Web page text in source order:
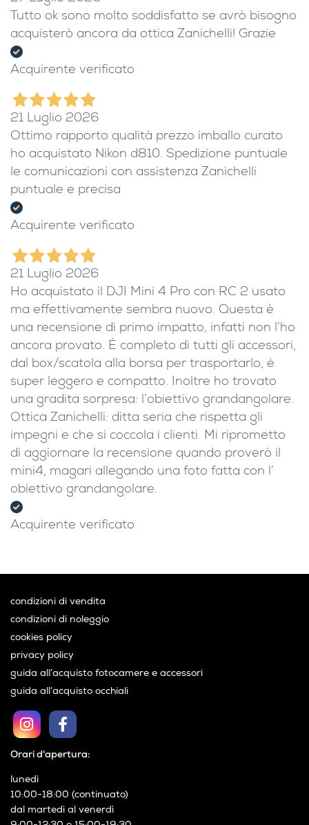
Tutto ok sono molto soddisfatto se avrò bisogno
acquisterò ancora da ottica Zanichelli! Grazie
Acquirente verificato
21 Luglio 2026
Ottimo rapporto qualità prezzo imballo curato
ho acquistato Nikon d810. Spedizione puntuale
le comunicazioni con assistenza Zanichelli
puntuale e precisa
Acquirente verificato
21 Luglio 2026
Ho acquistato il DJI Mini 4 Pro con RC 2 usato
ma effettivamente sembra nuovo. Questa è
una recensione di primo impatto, infatti non l’ho
ancora provato. È completo di tutti gli accessori,
dal box/scatola alla borsa per trasportarlo, è
super leggero e compatto. Inoltre ho trovato
una gradita sorpresa: l’obiettivo grandangolare.
Ottica Zanichelli: ditta seria che rispetta gli
impegni e che si coccola i clienti. Mi riprometto
di aggiornare la recensione quando proverò il
mini4, magari allegando una foto fatta con l’
obiettivo grandangolare.
Acquirente verificato
Orari d'apertura:
lunedì
10:00-18:00 (continuato)
dal martedì al venerdì
condizioni di vendita
condizioni di noleggio
cookies policy
privacy policy
guida all’acquisto fotocamere e accessori
guida all’acquisto occhiali